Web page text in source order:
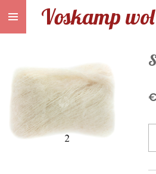
Ga
hoofdinhoud
Voskamp wol